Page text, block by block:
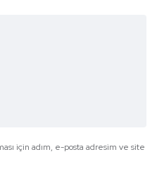
için adım, e-posta adresim ve site